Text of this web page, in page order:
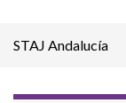
STAJ Andalucía